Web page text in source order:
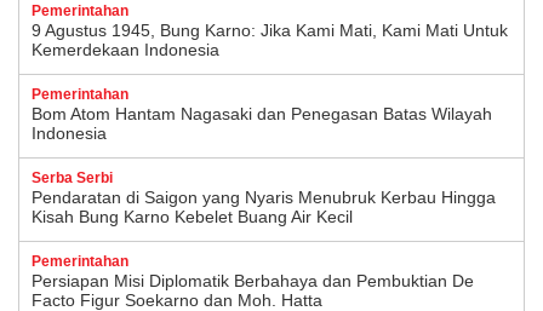
Pemerintahan
9 Agustus 1945, Bung Karno: Jika Kami Mati, Kami Mati Untuk
Kemerdekaan Indonesia
Pemerintahan
Bom Atom Hantam Nagasaki dan Penegasan Batas Wilayah
Indonesia
Serba Serbi
Pendaratan di Saigon yang Nyaris Menubruk Kerbau Hingga
Kisah Bung Karno Kebelet Buang Air Kecil
Pemerintahan
Persiapan Misi Diplomatik Berbahaya dan Pembuktian De
Facto Figur Soekarno dan Moh. Hatta